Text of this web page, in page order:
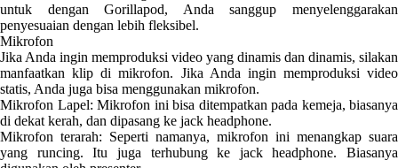
untuk dengan Gorillapod, Anda sanggup menyelenggarakan
penyesuaian dengan lebih fleksibel.
Mikrofon
Jika Anda ingin memproduksi video yang dinamis dan dinamis, silakan
manfaatkan klip di mikrofon. Jika Anda ingin memproduksi video
statis, Anda juga bisa menggunakan mikrofon.
Mikrofon Lapel: Mikrofon ini bisa ditempatkan pada kemeja, biasanya
di dekat kerah, dan dipasang ke jack headphone.
Mikrofon terarah: Seperti namanya, mikrofon ini menangkap suara
yang runcing. Itu juga terhubung ke jack headphone. Biasanya